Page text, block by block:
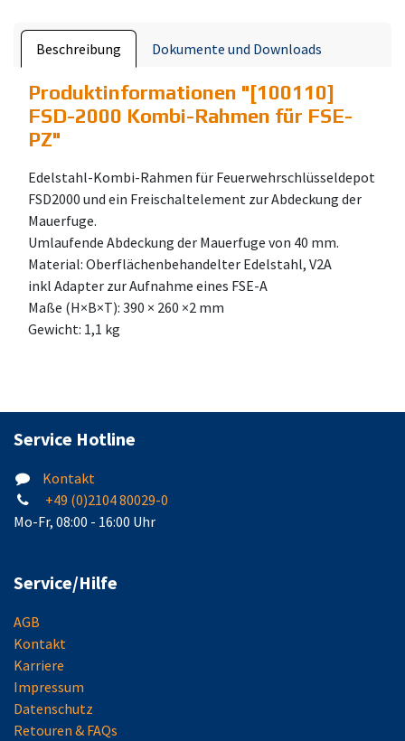
Beschreibung Dokumente und Downloads
Produktinformationen "[100110]
FSD-2000 Kombi-Rahmen für FSE-
PZ"
Edelstahl-Kombi-Rahmen für Feuerwehrschlüsseldepot
FSD2000 und ein Freischaltelement zur Abdeckung der
Mauerfuge.
Umlaufende Abdeckung der Mauerfuge von 40 mm.
Material: Oberflächenbehandelter Edelstahl, V2A
inkl Adapter zur Aufnahme eines FSE-A
Maße (H×B×T): 390 × 260 ×2 mm
Gewicht: 1,1 kg
Service Hotline
Kontakt
+49 (0)2104 80029-0
Mo-Fr, 08:00 - 16:00 Uhr
Service/Hilfe
AGB
Kontakt
Karriere
Impressum
Datenschutz
Retouren & FAQs